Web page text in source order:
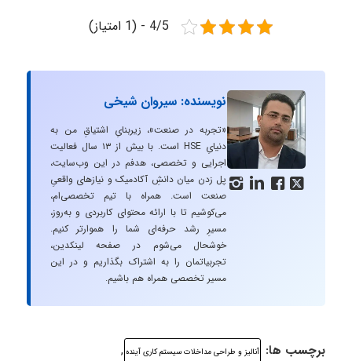
4/5 - (1 امتیاز)
   
نویسنده: سیروان شیخی
«تجربه در صنعت»، زیربنایِ اشتیاقِ من به
دنیایِ HSE است. با بیش از ۱۳ سال فعالیت
اجرایی و تخصصی، هدفم در این وب‌سایت،
پل زدن میان دانشِ آکادمیک و نیازهای واقعیِ
صنعت است. همراه با تیم تخصصی‌ام،
می‌کوشیم تا با ارائه محتوای کاربردی و به‌روز،
مسیرِ رشد حرفه‌ای شما را هموارتر کنیم.
خوشحال می‌شوم در صفحه لینکدین،
تجربیاتمان را به اشتراک بگذاریم و در این
مسیر تخصصی همراه هم باشیم.
برچسب ها: آنالیز و طراحی مداخلات سیستم کاری آینده ,